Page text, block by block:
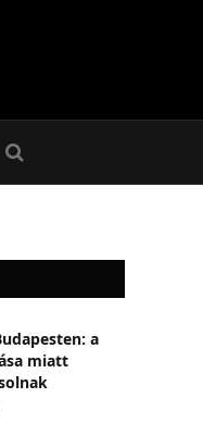
a
miatt